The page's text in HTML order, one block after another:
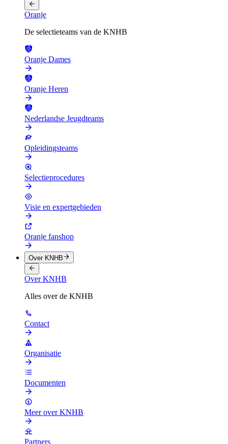
Oranje
De selectieteams van de KNHB
Oranje Dames
Oranje Heren
Nederlandse Jeugdteams
Opleidingsteams
Selectieprocedures
Visie en expertgebieden
Oranje fanshop
Over KNHB
Over KNHB
Alles over de KNHB
Contact
Organisatie
Documenten
Meer over KNHB
Partners